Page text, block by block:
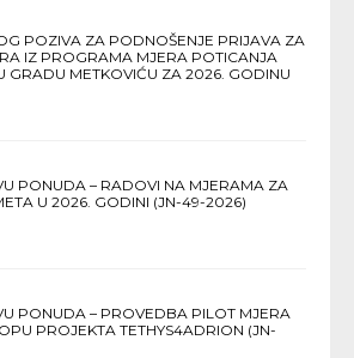
POZIVA ZA PODNOŠENJE PRIJAVA ZA
IZ PROGRAMA MJERA POTICANJA
GRADU METKOVIĆU ZA 2026. GODINU
PONUDA – RADOVI NA MJERAMA ZA
U 2026. GODINI (JN-49-2026)
PONUDA – PROVEDBA PILOT MJERA
PROJEKTA TETHYS4ADRION (JN-